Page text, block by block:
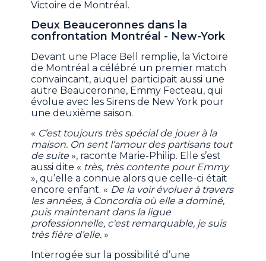
Victoire de Montréal.
Deux Beauceronnes dans la
confrontation Montréal - New-York
Devant une Place Bell remplie, la Victoire
de Montréal a célébré un premier match
convaincant, auquel participait aussi une
autre Beauceronne, Emmy Fecteau, qui
évolue avec les Sirens de New York pour
une deuxième saison.
« C’est toujours très spécial de jouer à la
maison. On sent l’amour des partisans tout
de suite», raconte Marie-Philip. Elle s’est
aussi dite « très, très contente pour Emmy
», qu’elle a connue alors que celle-ci était
encore enfant. « De la voir évoluer à travers
les années, à Concordia où elle a dominé,
puis maintenant dans la ligue
professionnelle, c'est remarquable, je suis
très fière d’elle.»
Interrogée sur la possibilité d’une